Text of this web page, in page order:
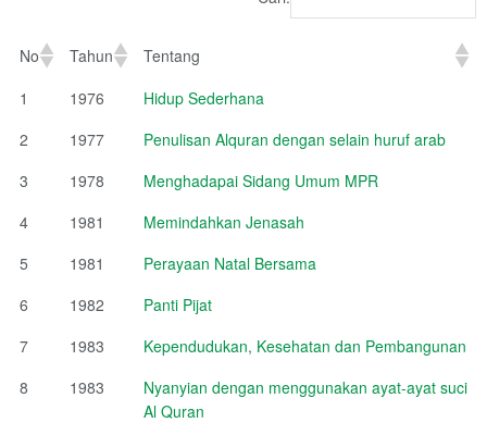
No Tahun
Tentang
1
1976
Hidup Sederhana
2
1977
Penulisan Alquran dengan selain huruf arab
3
1978
Menghadapai Sidang Umum MPR
4
1981
Memindahkan Jenasah
5
1981
Perayaan Natal Bersama
6
1982
Panti Pijat
7
1983
Kependudukan, Kesehatan dan Pembangunan
8
1983
Nyanyian dengan menggunakan ayat-ayat suci
Al Quran